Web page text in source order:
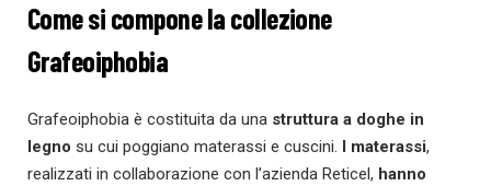
Come si compone la collezione
Grafeoiphobia
Grafeoiphobia è costituita da una struttura a doghe in
legno su cui poggiano materassi e cuscini. materassi,
realizzati in collaborazione con l’azienda Reticel, hanno